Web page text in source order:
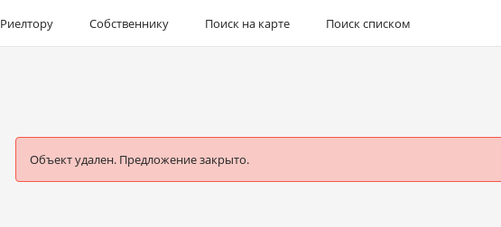
Риелтору Собственнику Поиск на карте Поиск списком
Объект удален. Предложение закрыто.